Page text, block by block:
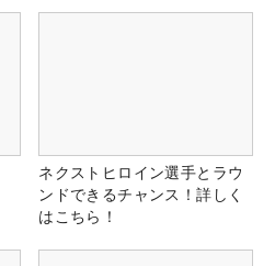
ネクストヒロイン選手とラウ
ンドできるチャンス！詳しく
はこちら！